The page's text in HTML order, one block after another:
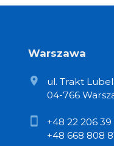
Warszawa
ul. Trakt
04-766
+48 22 206 39
+48 668 808